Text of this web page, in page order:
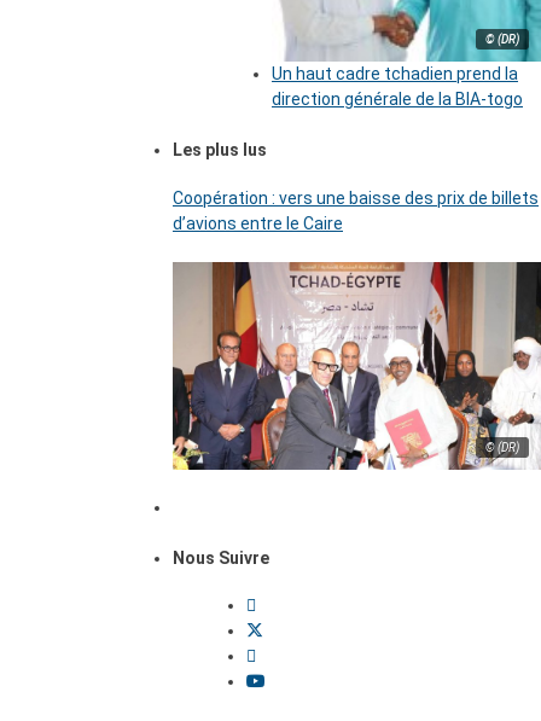
© (DR)
Un haut cadre tchadien prend la
direction générale de la BIA-togo
Les plus lus
Coopération : vers une baisse des prix de billets
d’avions entre le Caire
© (DR)
Nous Suivre